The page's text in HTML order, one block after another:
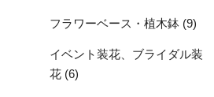
フラワーベース・植木鉢 (9)
イベント装花、ブライダル装
花 (6)